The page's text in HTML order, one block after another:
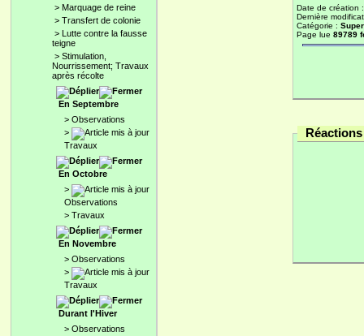
> Marquage de reine
> Transfert de colonie
> Lutte contre la fausse
teigne
> Stimulation,
Nourrissement; Travaux
après récolte
En Septembre
> Observations
>
Travaux
En Octobre
>
Observations
> Travaux
En Novembre
> Observations
>
Travaux
Durant l'Hiver
> Observations
Date de création
Dernière
Catégorie :
Page lue 89789